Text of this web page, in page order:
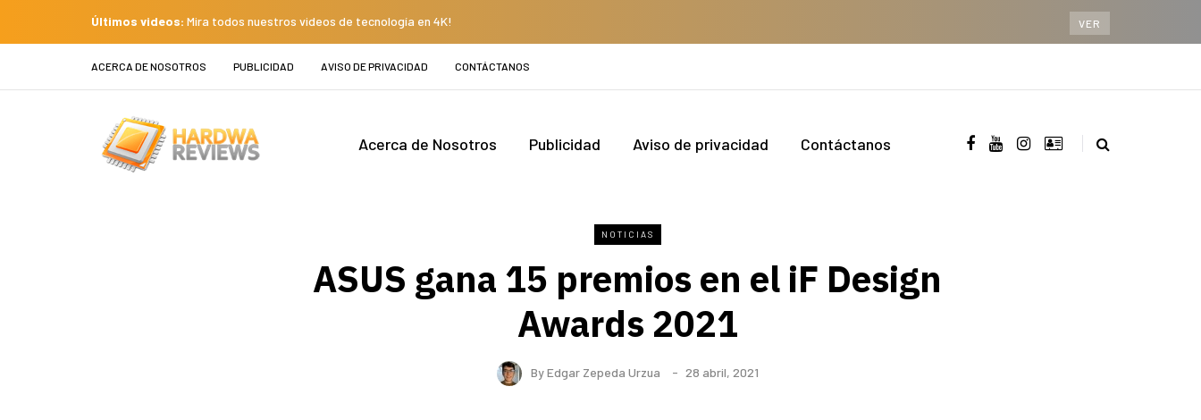
Últimos videos: Mira todos nuestros videos de tecnología en 4K! VER
ACERCA DE NOSOTROS PUBLICIDAD AVISO DE PRIVACIDAD CONTÁCTANOS
Acerca de Nosotros Publicidad Aviso de privacidad Contáctanos
NOTICIAS
ASUS gana 15 premios en el iF Design
Awards 2021
ByEdgar Zepeda Urzua 28 abril, 2021